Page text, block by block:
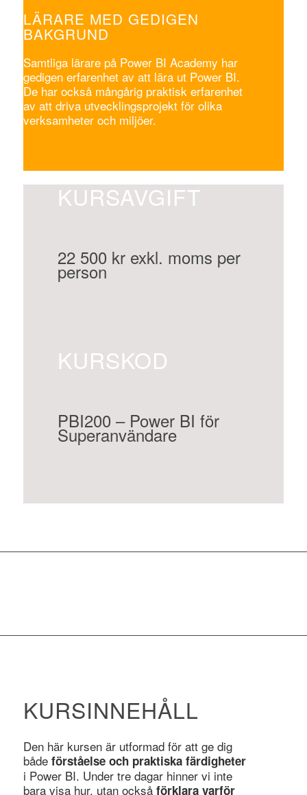
LÄRARE MED GEDIGEN
BAKGRUND
Samtliga lärare på Power BI Academy har
gedigen erfarenhet av att lära ut Power BI.
De har också mångårig praktisk erfarenhet
av att driva utvecklingsprojekt för olika
verksamheter och miljöer.
KURSAVGIFT
22 500 kr exkl. moms per
person
KURSKOD
PBI200 – Power BI för
Superanvändare
KURSINNEHÅLL
Den här kursen är utformad för att ge dig
både förståelse och praktiska färdigheter
i Power BI. Under tre dagar hinner vi inte
bara visa hur, utan också förklara varför